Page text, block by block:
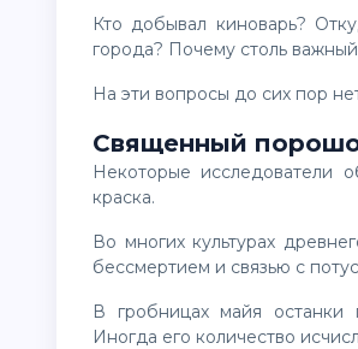
Кто добывал киноварь? Откуда именно её привозили? Какими путями она попадала в крупнейшие
города? Почему столь
На эти вопросы до сих пор
Священный
Некоторые исследователи обращают внимание на то, что киноварь использовалась не просто как
краска.
Во многих культурах древнего мира красные пигменты ассоциировались с кровью, жизненной силой,
бессмертием и связью с
В гробницах майя останки правителей нередко буквально покрывали слоями красного порошка.
Иногда его количество